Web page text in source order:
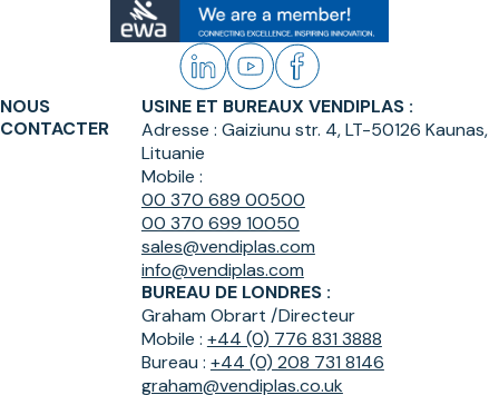
NOUS
CONTACTER
USINE ET BUREAUX VENDIPLAS :
Adresse : Gaiziunu str. 4, LT-50126 Kaunas,
Lituanie
Mobile :
00 370 689 00500
00 370 699 10050
sales@vendiplas.com
info@vendiplas.com
BUREAU DE LONDRES :
Graham Obrart /Directeur
Mobile : +44 (0) 776 831 3888
Bureau : +44 (0) 208 731 8146
graham@vendiplas.co.uk